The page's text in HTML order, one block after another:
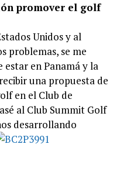
promover el golf
Unidos y al
problemas, se me
en Panamá y la
una propuesta de
en el Club de
al Club Summit Golf
desarrollando